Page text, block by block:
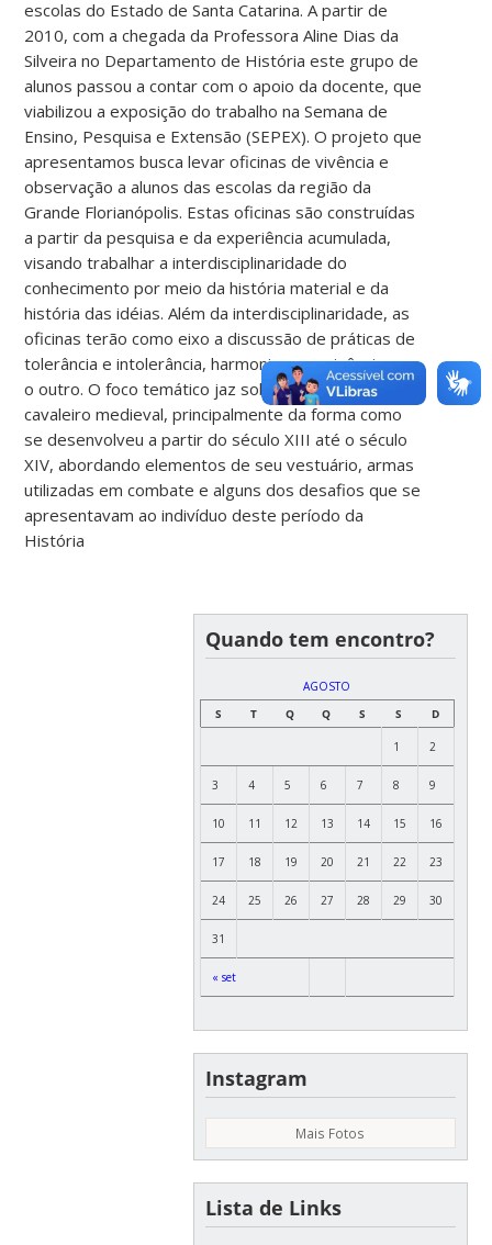
escolas do Estado de Santa Catarina. A partir de
2010, com a chegada da Professora Aline Dias da
Silveira no Departamento de História este grupo de
alunos passou a contar com o apoio da docente, que
viabilizou a exposição do trabalho na Semana de
Ensino, Pesquisa e Extensão (SEPEX). O projeto que
apresentamos busca levar oficinas de vivência e
observação a alunos das escolas da região da
Grande Florianópolis. Estas oficinas são construídas
a partir da pesquisa e da experiência acumulada,
visando trabalhar a interdisciplinaridade do
conhecimento por meio da história material e da
história das idéias. Além da interdisciplinaridade, as
oficinas terão como eixo a discussão de práticas de
tolerância e intolerância, harmonia e convivência com
o outro. O foco temático jaz sobre a vida do
cavaleiro medieval, principalmente da forma como
se desenvolveu a partir do século XIII até o século
XIV, abordando elementos de seu vestuário, armas
utilizadas em combate e alguns dos desafios que se
apresentavam ao indivíduo deste período da
História
Quando tem encontro?
AGOSTO
S
T Q Q S S D
« set
1 2
3 4 5 6 7 8 9
10 11 12 13 14 15 16
17 18 19 20 21 22 23
24 25 26 27 28 29 30
31
Instagram
Mais Fotos
Lista de Links